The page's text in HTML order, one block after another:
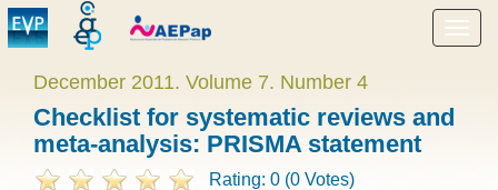
Show
menu
December 2011. Volume 7. Number 4
Checklist for systematic reviews and
meta-analysis: PRISMA statement
Rating: 0 (0 Votes)